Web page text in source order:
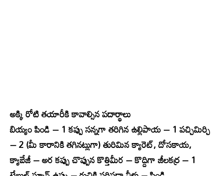
అక్కి రోటి తయారీకి కావాల్సిన పదార్థాలు
బియ్యం పిండి – 1 కప్పు సన్నగా తరిగిన ఉల్లిపాయ – 1 పచ్చిమిర్చి
– 2 (మీ కారానికి తగినట్లుగా) తురిమిన క్యారెట్, దోసకాయ,
క్యాబేజీ – అర కప్పు చొప్పున కొత్తిమీర – కొద్దిగా జీలకర్ర – 1